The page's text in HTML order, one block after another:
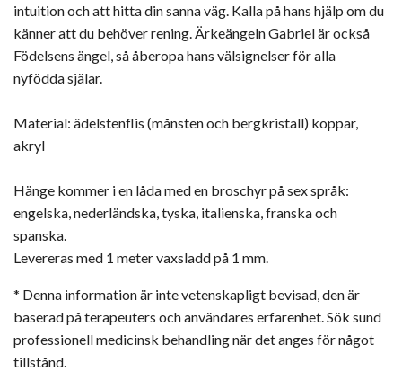
intuition och att hitta din sanna väg. Kalla på hans hjälp om du
känner att du behöver rening. Ärkeängeln Gabriel är också
Födelsens ängel, så åberopa hans välsignelser för alla
nyfödda själar.
Material: ädelstenflis (månsten och bergkristall) koppar,
akryl
Hänge kommer i en låda med en broschyr på sex språk:
engelska, nederländska, tyska, italienska, franska och
spanska.
Levereras med 1 meter vaxsladd på 1 mm.
* Denna information är inte vetenskapligt bevisad, den är
baserad på terapeuters och användares erfarenhet. Sök sund
professionell medicinsk behandling när det anges för något
tillstånd.